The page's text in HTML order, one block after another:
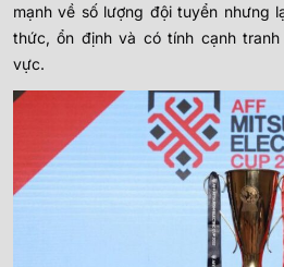
mạnh về số lượng đội tuyển nhưng
thức, ổn định và có tính cạnh
vực.